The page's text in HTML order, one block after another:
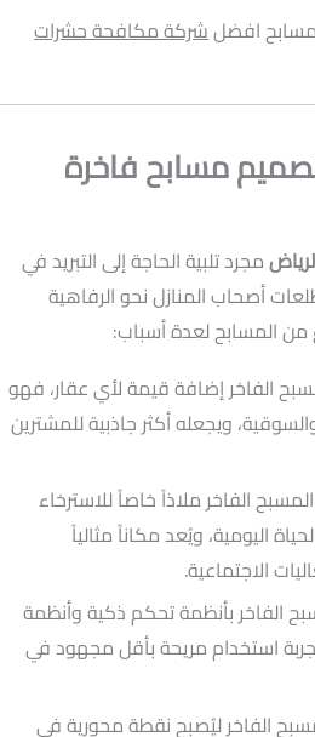
افضلشركة مكافحة حشرات
مسابح فاخرة
مجرد تلبية الحاجة إلى التبريد في
أصحاب المنازل نحو الرفاهية
من المسابح لعدة أسباب:
الفاخر إضافة قيمة لأي عقار، فهو
ويجعله أكثر جاذبية للمشترين
الفاخر ملاذاً خاصاً للاسترخاء
اليومية، ويُعد مكاناً مثالياً
الاجتماعية.
الفاخر بأنظمة تحكم ذكية وأنظمة
استخدام مريحة بأقل مجهود في
الفاخر ليُصبح نقطة محورية في